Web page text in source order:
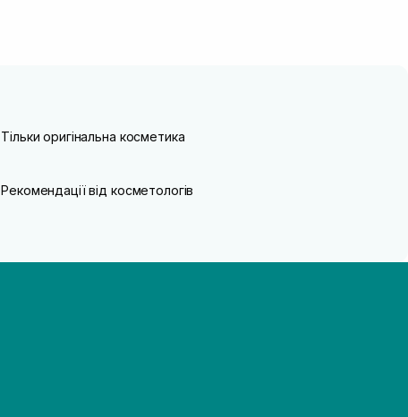
Тільки оригінальна косметика
Рекомендації від косметологів